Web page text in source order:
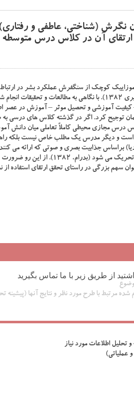
نگرش (شناختی، عاطفی و رفتاری)
ارتقای آن در کلاس درس متوسطه
کوچک از سنگفرش عملکرد بشر در ارتباط
۱۹۹۸ به نقل از سیده قاطمه شبیری ۱۳۸۲). با نگاهی
و پرورش در قرن ۲۱ – کیفیت آموزشی و تحصیل موثر –
توجیح کرد. اگر در گذشته کلاس های
درس مجازی محیطی کاملاً تعاملی میان دانش
است و دیگر مدرس یک مطلب خاص نیست بلکه
براساس جذابیت بصری و صوتی که ارائه می
این طریق ایجاد خلاقیت در
سهم بزرگی در راستای تحقق ارتقای
مرتبط با طرح مورد نظر و نتایج آنها (پیشینه
تحلیل اطلاعات مورد نیاز
عملیاتی)
از طریق زیر با ما تماس بگیرید